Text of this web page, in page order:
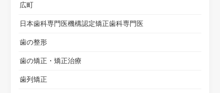
広町
日本歯科専門医機構認定矯正歯科専門医
歯の整形
歯の矯正・矯正治療
歯列矯正